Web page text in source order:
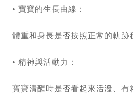
• 寶寶的生長曲線：
體重和身長是否按照正常的軌跡
• 精神與活動力：
寶寶清醒時是否看起來活潑、有